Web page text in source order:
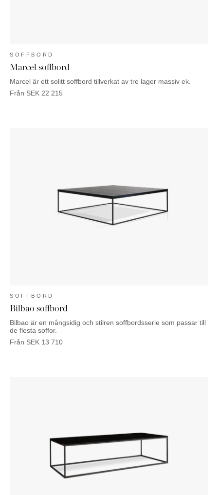
SOFFBORD
Marcel soffbord
Marcel är ett solitt soffbord tillverkat av tre lager massiv ek.
Från SEK 22 215
SOFFBORD
Bilbao soffbord
Bilbao är en mångsidig och stilren soffbordsserie som passar till
de flesta soffor.
Från SEK 13 710